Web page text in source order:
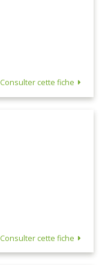
Consulter cette fiche
Consulter cette fiche